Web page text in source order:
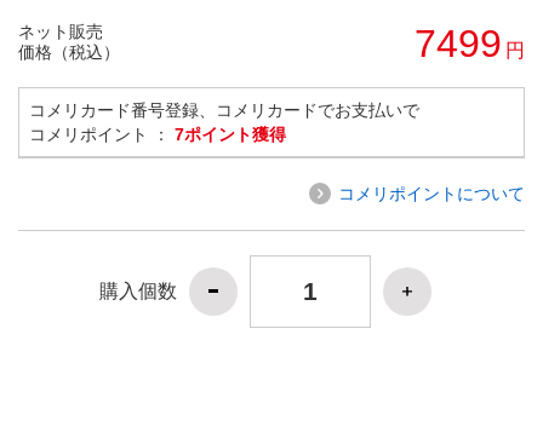
ネット販売
価格（税込）
7499 円
コメリカード番号登録、コメリカードでお支払いで
コメリポイント ： 7ポイント獲得
コメリポイントについて
購入個数